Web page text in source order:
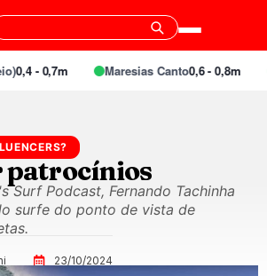
0,4 - 0,7m Maresias Canto0,6 - 0,8m
patrocínios
Surf Podcast, Fernando Tachinha
surfe do ponto de vista de
23/10/2024